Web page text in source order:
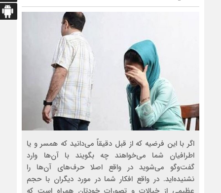
اگر با این فرضیه که از قبل دقیقاً می‌دانید که همسر و یا
اطرافیان شما می‌خواهند چه بگویند با آن‌ها وارد
گفت‌وگو می‌شوید در واقع اصلا حرف‌های آن‌ها را
نشنیده‌اید. در واقع افکار شما در مورد دیگران با حجم